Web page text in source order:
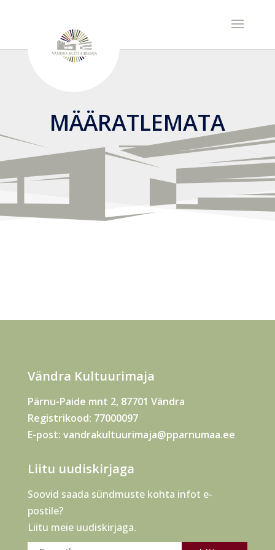
MÄÄRATLEMATA
Vändra Kultuurimaja
Pärnu-Paide mnt 2, 87701 Vändra
Registrikood: 77000097
E-post: vandrakultuurimaja@pparnumaa.ee
Liitu uudiskirjaga
Soovid saada sündmuste kohta infot e-
postile?
Liitu meie uudiskirjaga.